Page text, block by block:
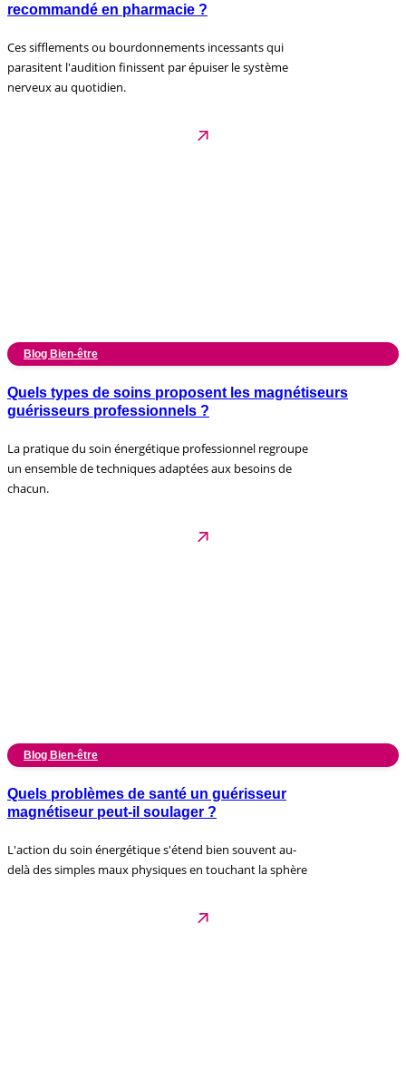
recommandé en pharmacie ?
Ces sifflements ou bourdonnements incessants qui
parasitent l'audition finissent par épuiser le système
nerveux au quotidien.
Blog Bien-être
Quels types de soins proposent les magnétiseurs
guérisseurs professionnels ?
La pratique du soin énergétique professionnel regroupe
un ensemble de techniques adaptées aux besoins de
chacun.
Blog Bien-être
Quels problèmes de santé un guérisseur
magnétiseur peut-il soulager ?
L'action du soin énergétique s'étend bien souvent au-
delà des simples maux physiques en touchant la sphère